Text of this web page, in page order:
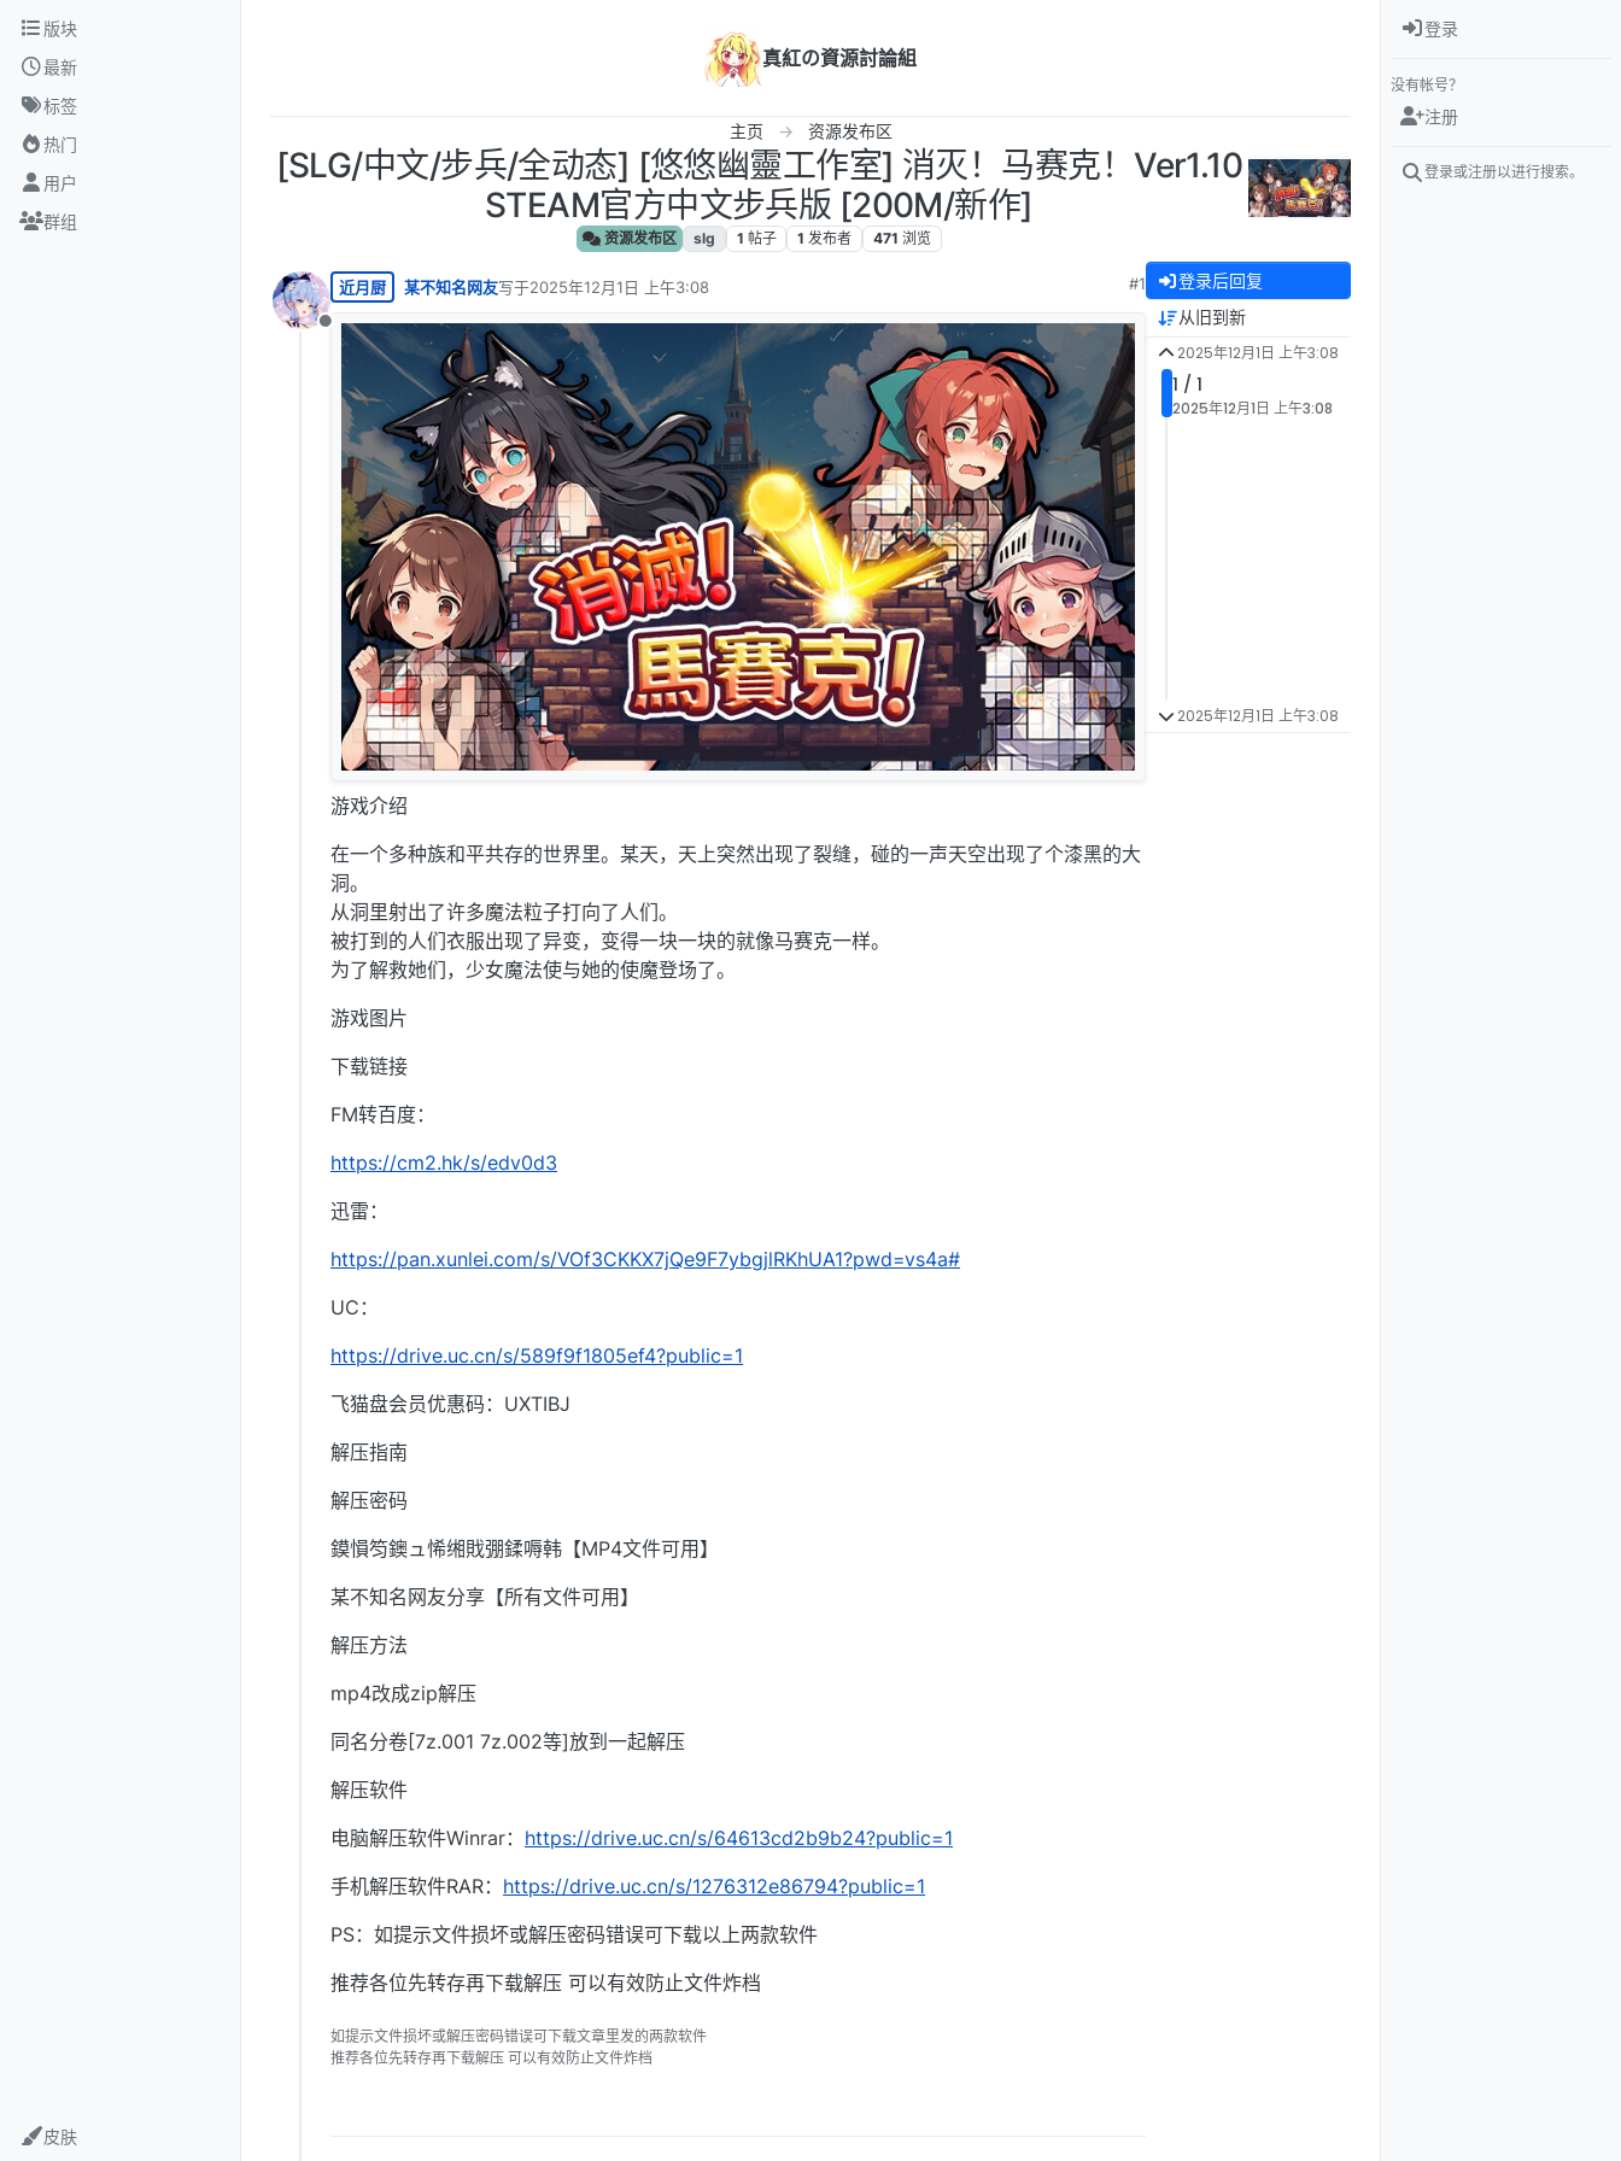
跳转至内容
版块
最新
标签
热门
用户
群组
皮肤
真紅の資源討論組
主页 资源发布区
[SLG/中文/步兵/全动态] [悠悠幽靈工作室] 消灭！马赛克！Ver1.10
STEAM官方中文步兵版 [200M/新作]
资源发布区 slg 1 帖子 1 发布者 471 浏览
离线
近月厨 某不知名网友写于2025年12月1日 上午3:08
最后由 编辑
#1
游戏介绍
在一个多种族和平共存的世界里。某天，天上突然出现了裂缝，碰的一声天空出现了个漆黑的大
洞。
从洞里射出了许多魔法粒子打向了人们。
被打到的人们衣服出现了异变，变得一块一块的就像马赛克一样。
为了解救她们，少女魔法使与她的使魔登场了。
游戏图片
下载链接
FM转百度：
https://cm2.hk/s/edv0d3
迅雷：
https://pan.xunlei.com/s/VOf3CKKX7jQe9F7ybgjlRKhUA1?pwd=vs4a#
UC：
https://drive.uc.cn/s/589f9f1805ef4?public=1
飞猫盘会员优惠码：UXTIBJ
解压指南
解压密码
鏌愪笉鐭ュ悕缃戝弸鍒嗕韩【MP4文件可用】
某不知名网友分享【所有文件可用】
解压方法
mp4改成zip解压
同名分卷[7z.001 7z.002等]放到一起解压
解压软件
电脑解压软件Winrar： https://drive.uc.cn/s/64613cd2b9b24?public=1
手机解压软件RAR： https://drive.uc.cn/s/1276312e86794?public=1
PS：如提示文件损坏或解压密码错误可下载以上两款软件
推荐各位先转存再下载解压 可以有效防止文件炸档
如提示文件损坏或解压密码错误可下载文章里发的两款软件
推荐各位先转存再下载解压 可以有效防止文件炸档
登录后回复
从旧到新
2025年12月1日 上午3:08
1 / 1
2025年12月1日 上午3:08
2025年12月1日 上午3:08
登录
没有帐号？
注册
登录或注册以进行搜索。